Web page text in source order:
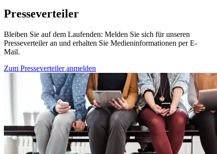
Presseverteiler
Bleiben Sie auf dem Laufenden: Melden Sie sich für unseren
Presseverteiler an und erhalten Sie Medieninformationen per E-
Mail.
Zum Presseverteiler anmelden